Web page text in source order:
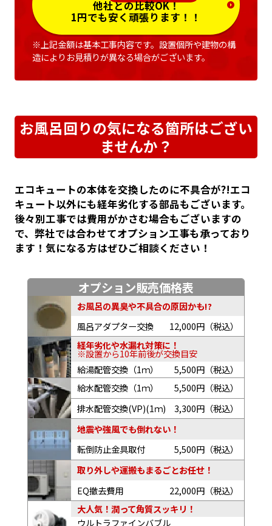
他社との比較OK！
1円でも安く頑張ります！！
※上記金額は基本工事内容です。設置個所や建物の構
造によりお見積りが異なる場合がございます。
お風呂回りの気になる箇所はござい
ませんか？
エコキュートの本体を交換したのに不具合が?!エコ
キュート以外にも経年劣化する部品もございます。
後々別工事では費用がかさむ場合もございますの
で、弊社では合わせてオプション工事も承っており
ます！気になる方はぜひご相談ください！
オプション販売価格表
お風呂の異臭や不具合の原因かも!?
風呂アダプター交換
12,000円（税込）
経年劣化や水漏れ対策に！
※設置から10年前後が交換目安
給湯配管交換（1ｍ）
5,500円（税込）
給水配管交換（1ｍ）
5,500円（税込）
排水配管交換(VP)(1ｍ)
3,300円（税込）
地震や強風でも倒れない！
転倒防止金具取付
5,500円（税込）
取り外しや運搬もまるごとお任せ！
EQ撤去費用
22,000円（税込）
大人気！潤って角質スッキリ！
ウルトラファインバブル